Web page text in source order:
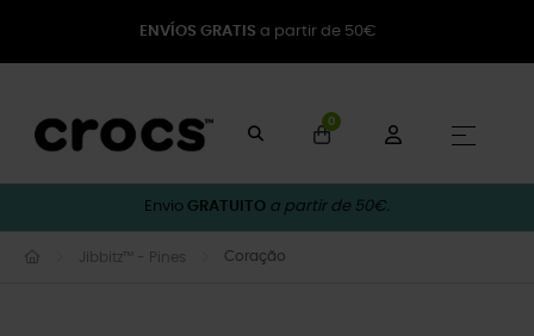
ENVÍOS GRATIS a partir de 50€
0
☰
Envio GRATUITO a partir de 50€.
Jibbitz™ - Pines Coração